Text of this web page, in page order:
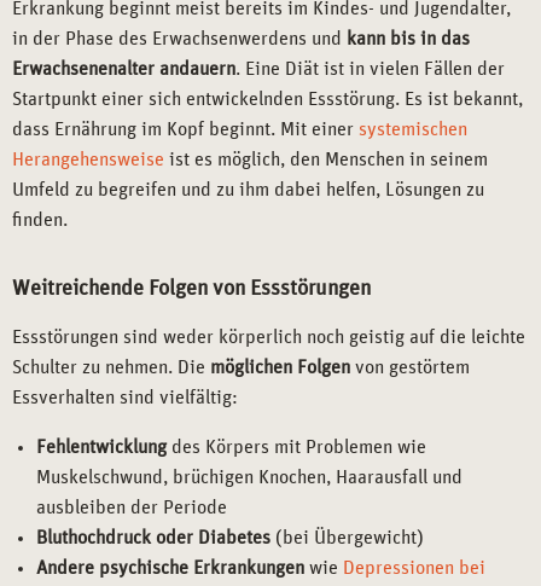
Erkrankung beginnt meist bereits im Kindes- und Jugendalter,
in der Phase des Erwachsenwerdens und
kann bis in das
Erwachsenenalter andauern. Eine Diät ist in vielen Fällen der
Startpunkt einer sich entwickelnden Essstörung. Es ist bekannt,
dass Ernährung im Kopf beginnt. Mit einer systemischen
Herangehensweise ist es möglich, den Menschen in seinem
Umfeld zu begreifen und zu ihm dabei helfen, Lösungen zu
finden.
Weitreichende Folgen von Essstörungen
Essstörungen sind weder körperlich noch geistig auf die leichte
Schulter zu nehmen. Die möglichen Folgen von gestörtem
Essverhalten sind vielfältig:
Fehlentwicklungdes Körpers mit Problemen wie
Muskelschwund, brüchigen Knochen, Haarausfall und
ausbleiben der Periode
Bluthochdruck oder Diabetes (bei Übergewicht)
Andere psychische Erkrankungen wie Depressionen bei